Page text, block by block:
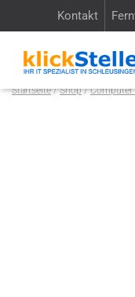
Kontakt
Startseite/Shop/Computer